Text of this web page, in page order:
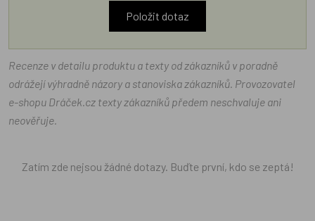
Položit dotaz
Recenze v detailu produktu a texty od zákazníků v poradně
odrážejí výhradně názory a stanoviska zákazníků. Provozovatel
e-shopu Dráček.cz texty zákazníků předem neschvaluje ani
neověřuje.
Zatím zde nejsou žádné dotazy. Buďte první, kdo se zeptá!